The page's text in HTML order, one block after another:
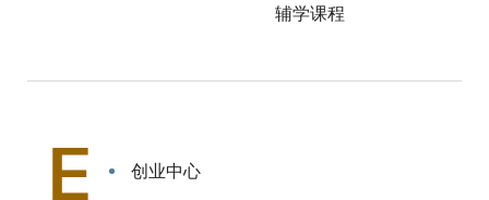
辅学课程
E 创业中心